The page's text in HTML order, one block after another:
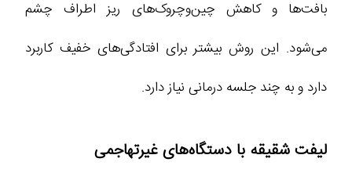
بافت‌ها و کاهش چین‌وچروک‌های ریز اطراف چشم
می‌شود. این روش بیشتر برای افتادگی‌های خفیف کاربرد
دارد و به چند جلسه درمانی نیاز دارد.
لیفت شقیقه با دستگاه‌های غیرتهاجمی